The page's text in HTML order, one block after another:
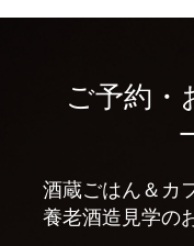
ご予約・
酒蔵ごはん＆カ
養老酒造見学の